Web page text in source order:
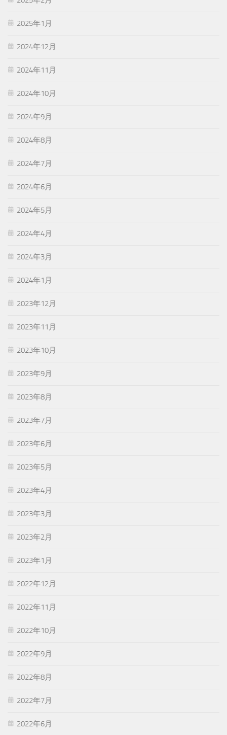
2025年1月
2024年12月
2024年11月
2024年10月
2024年9月
2024年8月
2024年7月
2024年6月
2024年5月
2024年4月
2024年3月
2024年1月
2023年12月
2023年11月
2023年10月
2023年9月
2023年8月
2023年7月
2023年6月
2023年5月
2023年4月
2023年3月
2023年2月
2023年1月
2022年12月
2022年11月
2022年10月
2022年9月
2022年8月
2022年7月
2022年6月